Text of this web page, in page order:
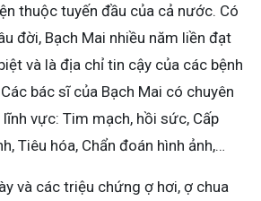
thuộc tuyến đầu của cả nước. Có
đời, Bạch Mai nhiều năm liền đạt
và là địa chỉ tin cậy của các bệnh
bác sĩ của Bạch Mai có chuyên
vực: Tim mạch, hồi sức, Cấp
Tiêu hóa, Chẩn đoán hình ảnh,…
và các triệu chứng ợ hơi, ợ chua